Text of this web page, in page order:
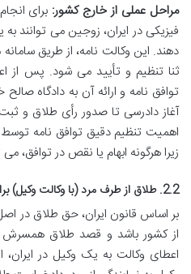
مراحل عملی از خارج کشور: برای
فیزیکی در ایران، زوجین می
دهند. این وکالت نامه، از طریق
ثنا تنظیم و تأیید می شود. پس از
توافق نامه و ارائه آن به دادگاه صالح
آغاز دادرسی تا صدور رأی طلاق و
اهمیت تنظیم دقیق توافق نامه توسط
زیرا هرگونه ابهام یا نقص در توافق، می
2.2. طلاق از طرف مرد (با وکالت وکیل) برای ایرانیان مقیم خارج
بر اساس قانون ایران، حق طلاق در
از کشور باشد و قصد طلاق همسرش
اعطای وکالت به یک وکیل در